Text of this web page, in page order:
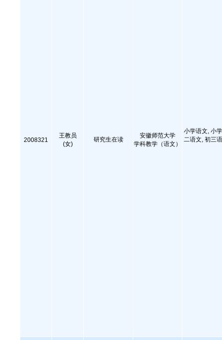
2008321
王教员
(女)
研究生在读
安徽师范大学
学科教学（语文）
小学语文, 小
二语文, 初三